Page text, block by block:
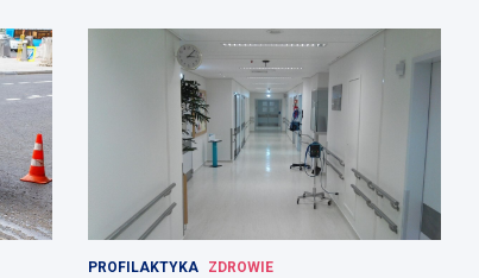
PROFILAKTYKA ZDROWIE